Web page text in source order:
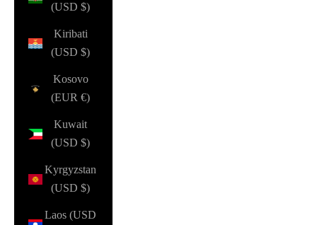
(USD $)
Kiribati
(USD $)
Kosovo
(EUR €)
Kuwait
(USD $)
Kyrgyzstan
(USD $)
Laos (USD